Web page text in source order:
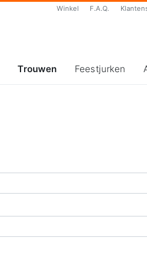
Winkel F.A.Q.
Trouwen Feestjurken